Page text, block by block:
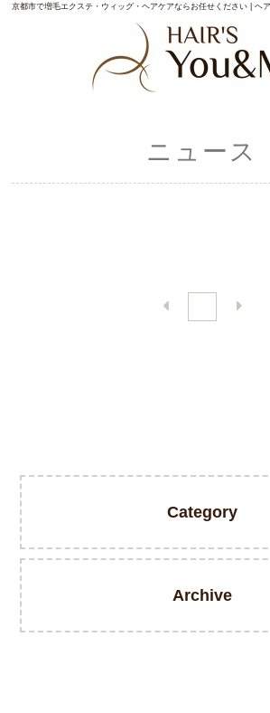
京都市で増毛エクステ・ウィッグ・ヘアケアならお任せください | ヘ
ニュース
Category
Archive